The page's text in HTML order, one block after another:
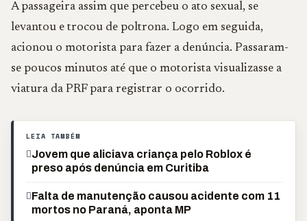
A passageira assim que percebeu o ato sexual, se
levantou e trocou de poltrona. Logo em seguida,
acionou o motorista para fazer a denúncia. Passaram-
se poucos minutos até que o motorista visualizasse a
viatura da PRF para registrar o ocorrido.
LEIA TAMBÉM
Jovem que aliciava criança pelo Roblox é
preso após denúncia em Curitiba
Falta de manutenção causou acidente com 11
mortos no Paraná, aponta MP